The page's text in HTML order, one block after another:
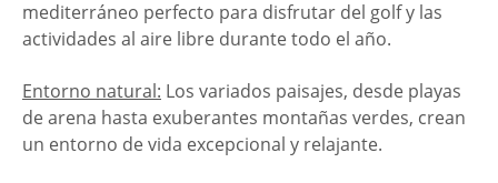
mediterráneo perfecto para disfrutar del golf y las
actividades al aire libre durante todo el año.
Entorno natural: Los variados paisajes, desde playas
de arena hasta exuberantes montañas verdes, crean
un entorno de vida excepcional y relajante.